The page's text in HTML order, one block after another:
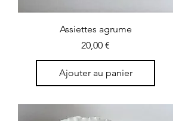
Assiettes agrume
Prix
20,00 €
Ajouter au panier